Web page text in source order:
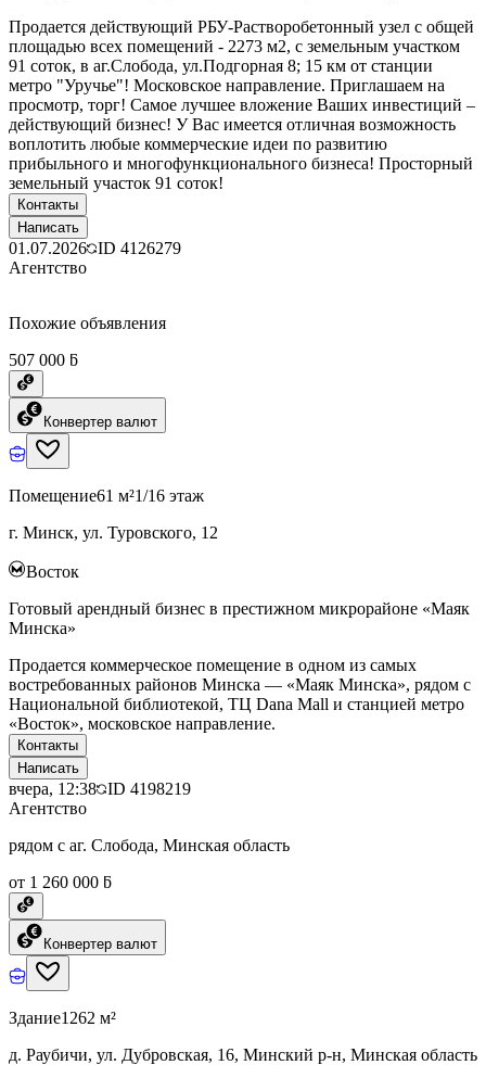
Продается действующий РБУ-Растворобетонный узел с общей
площадью всех помещений - 2273 м2, с земельным участком
91 соток, в аг.Слобода, ул.Подгорная 8; 15 км от станции
метро "Уручье"! Московское направление. Приглашаем на
просмотр, торг! Самое лучшее вложение Ваших инвестиций –
действующий бизнес! У Вас имеется отличная возможность
воплотить любые коммерческие идеи по развитию
прибыльного и многофункционального бизнеса! Просторный
земельный участок 91 соток!
Контакты
Написать
01.07.2026 ID 4126279
Агентство
Похожие объявления
507 000 ƃ
Конвертер валют
Помещение61 м²1/16 этаж
г. Минск, ул. Туровского, 12
Восток
Готовый арендный бизнес в престижном микрорайоне «Маяк
Минска»
Продается коммерческое помещение в одном из самых
востребованных районов Минска — «Маяк Минска», рядом с
Национальной библиотекой, ТЦ Dana Mall и станцией метро
«Восток», московское направление.
Контакты
Написать
вчера, 12:38 ID 4198219
Агентство
рядом с аг. Слобода, Минская область
от 1 260 000 ƃ
Конвертер валют
Здание1262 м²
д. Раубичи, ул. Дубровская, 16, Минский р-н, Минская область